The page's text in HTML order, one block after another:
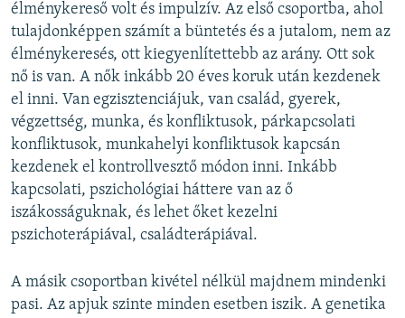
élménykereső volt és impulzív. Az első csoportba, ahol
tulajdonképpen számít a büntetés és a jutalom, nem az
élménykeresés, ott kiegyenlítettebb az arány. Ott sok
nő is van. A nők inkább 20 éves koruk után kezdenek
el inni. Van egzisztenciájuk, van család, gyerek,
végzettség, munka, és konfliktusok, párkapcsolati
konfliktusok, munkahelyi konfliktusok kapcsán
kezdenek el kontrollvesztő módon inni. Inkább
kapcsolati, pszichológiai háttere van az ő
iszákosságuknak, és lehet őket kezelni
pszichoterápiával, családterápiával.
A másik csoportban kivétel nélkül majdnem mindenki
pasi. Az apjuk szinte minden esetben iszik. A genetika